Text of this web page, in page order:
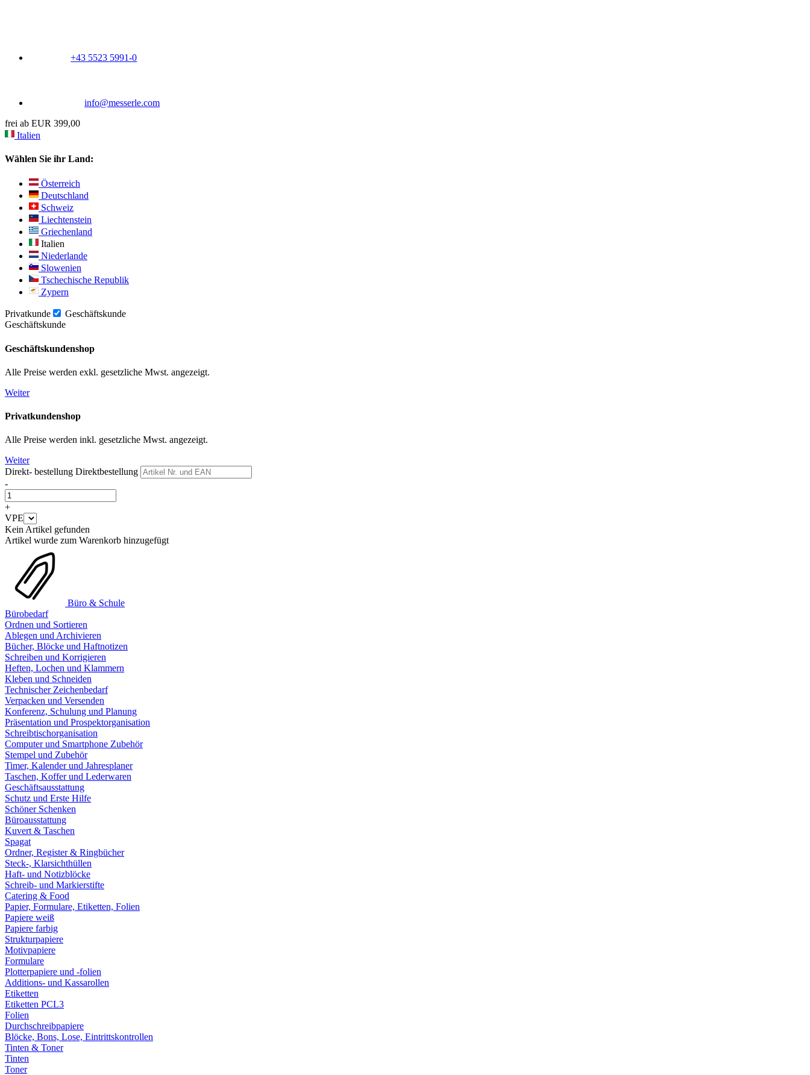
+43 5523 5991-0
info@messerle.com
frei ab EUR 399,00
Italien
Wählen Sie ihr Land:
Österreich
Deutschland
Schweiz
Liechtenstein
Griechenland
Italien
Niederlande
Slowenien
Tschechische Republik
Zypern
Privatkunde
Geschäftskunde
Geschäftskunde
Geschäftskundenshop
Alle Preise werden exkl. gesetzliche Mwst. angezeigt.
Weiter
Privatkundenshop
Alle Preise werden inkl. gesetzliche Mwst. angezeigt.
Weiter
Direkt- bestellung Direktbestellung
-
+
VPE
Kein Artikel gefunden
Artikel wurde zum Warenkorb hinzugefügt
Büro & Schule
Bürobedarf
Ordnen und Sortieren
Ablegen und Archivieren
Bücher, Blöcke und Haftnotizen
Schreiben und Korrigieren
Heften, Lochen und Klammern
Kleben und Schneiden
Technischer Zeichenbedarf
Verpacken und Versenden
Konferenz, Schulung und Planung
Präsentation und Prospektorganisation
Schreibtischorganisation
Computer und Smartphone Zubehör
Stempel und Zubehör
Timer, Kalender und Jahresplaner
Taschen, Koffer und Lederwaren
Geschäftsausstattung
Schutz und Erste Hilfe
Schöner Schenken
Büroausstattung
Kuvert & Taschen
Spagat
Ordner, Register & Ringbücher
Steck-, Klarsichthüllen
Haft- und Notizblöcke
Schreib- und Markierstifte
Catering & Food
Papier, Formulare, Etiketten, Folien
Papiere weiß
Papiere farbig
Strukturpapiere
Motivpapiere
Formulare
Plotterpapiere und -folien
Additions- und Kassarollen
Etiketten
Etiketten PCL3
Folien
Durchschreibpapiere
Blöcke, Bons, Lose, Eintrittskontrollen
Tinten & Toner
Tinten
Toner